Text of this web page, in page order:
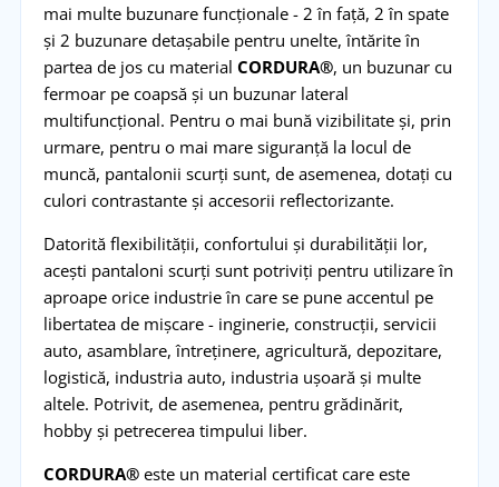
mai multe buzunare funcționale - 2 în față, 2 în spate
și 2 buzunare detașabile pentru unelte, întărite în
partea de jos cu material CORDURA®, un buzunar cu
fermoar pe coapsă și un buzunar lateral
multifuncțional. Pentru o mai bună vizibilitate și, prin
urmare, pentru o mai mare siguranță la locul de
muncă, pantalonii scurți sunt, de asemenea, dotați cu
culori contrastante și accesorii reflectorizante.
Datorită flexibilității, confortului și durabilității lor,
acești pantaloni scurți sunt potriviți pentru utilizare în
aproape orice industrie în care se pune accentul pe
libertatea de mișcare - inginerie, construcții, servicii
auto, asamblare, întreținere, agricultură, depozitare,
logistică, industria auto, industria ușoară și multe
altele. Potrivit, de asemenea, pentru grădinărit,
hobby și petrecerea timpului liber.
CORDURA®este un material certificat care este